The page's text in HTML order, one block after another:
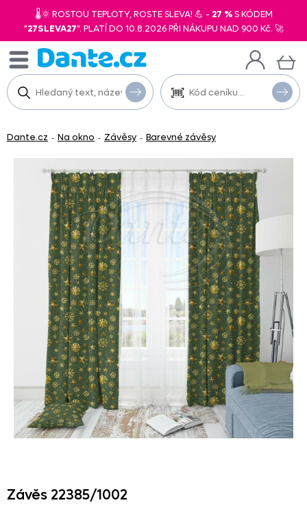
🌡️🌞 ROSTOU TEPLOTY, ROSTE SLEVA! 💪 - 27 %S KÓDEM
"27SLEVA27". PLATÍ DO 10.8.2026 PŘI NÁKUPU NAD 900 Kč. 🚀
Dante.cz - Na okno - Závěsy - Barevné závěsy
Závěs 22385/1002